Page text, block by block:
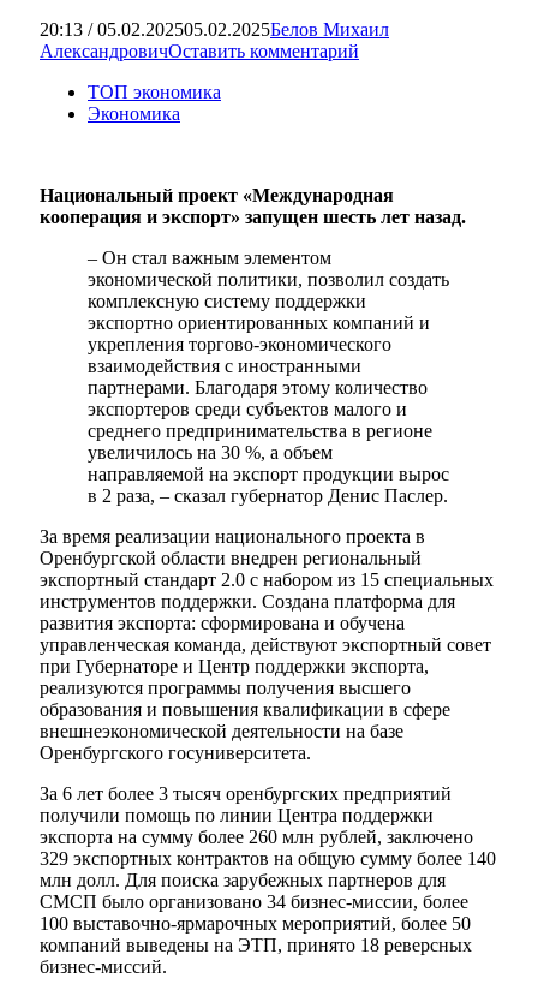
20:13 / 05.02.202505.02.2025Белов Михаил
АлександровичОставить комментарий
ТОП экономика
Экономика
Национальный проект «Международная
кооперация и экспорт» запущен шесть лет назад.
– Он стал важным элементом
экономической политики, позволил создать
комплексную систему поддержки
экспортно ориентированных компаний и
укрепления торгово-экономического
взаимодействия с иностранными
партнерами. Благодаря этому количество
экспортеров среди субъектов малого и
среднего предпринимательства в регионе
увеличилось на 30 %, а объем
направляемой на экспорт продукции вырос
в 2 раза, – сказал губернатор Денис Паслер.
За время реализации национального проекта в
Оренбургской области внедрен региональный
экспортный стандарт 2.0 с набором из 15 специальных
инструментов поддержки. Создана платформа для
развития экспорта: сформирована и обучена
управленческая команда, действуют экспортный совет
при Губернаторе и Центр поддержки экспорта,
реализуются программы получения высшего
образования и повышения квалификации в сфере
внешнеэкономической деятельности на базе
Оренбургского госуниверситета.
За 6 лет более 3 тысяч оренбургских предприятий
получили помощь по линии Центра поддержки
экспорта на сумму более 260 млн рублей, заключено
329 экспортных контрактов на общую сумму более 140
млн долл. Для поиска зарубежных партнеров для
СМСП было организовано 34 бизнес-миссии, более
100 выставочно-ярмарочных мероприятий, более 50
компаний выведены на ЭТП, принято 18 реверсных
бизнес-миссий.